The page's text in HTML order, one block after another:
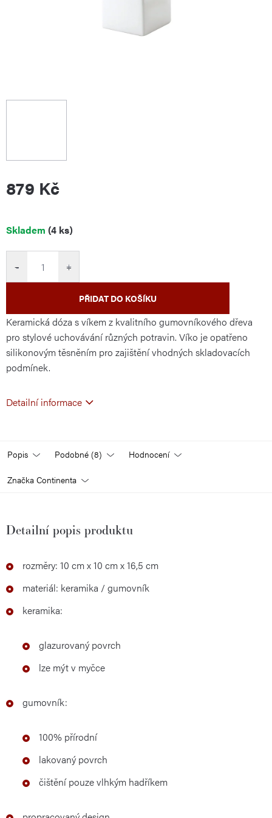
879 Kč
Měrná
Skladem (4 ks)
+
−
PŘIDAT DO KOŠÍKU
Keramická dóza s víkem z kvalitního gumovníkového dřeva
pro stylové uchovávání různých potravin. Víko je opatřeno
silikonovým těsněním pro zajištění vhodných skladovacích
podmínek.
Detailní informace
Popis Podobné (8) Hodnocení
Značka Continenta
Detailní popis produktu
rozměry: 10 cm x 10 cm x 16,5 cm
materiál: keramika / gumovník
keramika:
glazurovaný povrch
lze mýt v myčce
gumovník:
100% přírodní
lakovaný povrch
čištění pouze vlhkým hadříkem